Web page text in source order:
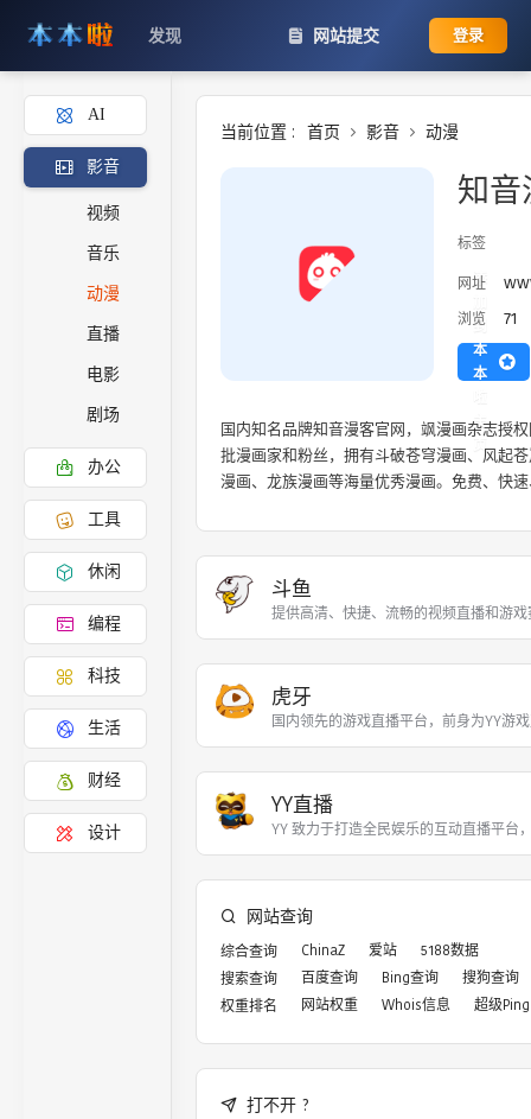
发现 网站提交 登录
AI
影音
视频
音乐
动漫
直播
电影
剧场
办公
工具
休闲
编程
科技
生活
财经
设计
当前位置 : 首页 影音 动漫
知
标签
网址
浏览 71
添
到
本
本
主
页
国内知名品牌知音漫客官网，飒漫画杂志授
批漫画家和粉丝，拥有斗破苍穹漫画、风起
漫画、龙族漫画等海量优秀漫画。免费、快
斗鱼
提供高清、快捷、流畅的视频直播和游
虎牙
国内领先的游戏直播平台，前身为YY游
YY直播
YY 致力于打造全民娱乐的互动直播平台
网站查询
综合查询 ChinaZ 爱站
5188数据
搜索查询
百度查询 Bing查询
搜狗查询
权重排名
网站权重 Whois信息 超级Ping
打不开 ?